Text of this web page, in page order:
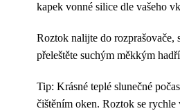
kapek vonné silice dle vašeho
Roztok nalijte do rozprašovače,
přeleštěte suchým měkkým
Tip: Krásné teplé slunečné
čištěním oken. Roztok se rychle